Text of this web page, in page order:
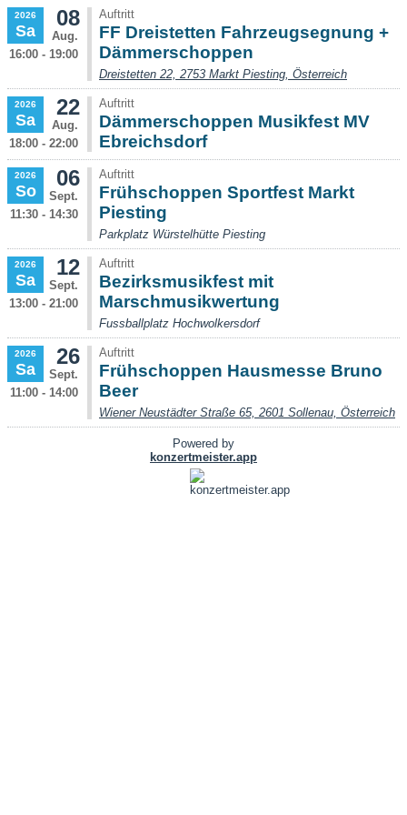
2026
Sa
08
Aug.
16:00 - 19:00
FF Dreistetten Fahrzeugsegnung +
Dämmerschoppen
Auftritt
Dreistetten 22, 2753 Markt Piesting, Österreich
2026
Sa
22
Aug.
18:00 - 22:00
Dämmerschoppen Musikfest MV
Ebreichsdorf
Auftritt
2026
So
06
Sept.
11:30 - 14:30
Frühschoppen Sportfest Markt
Piesting
Auftritt
Parkplatz Würstelhütte Piesting
2026
Sa
12
Sept.
13:00 - 21:00
Bezirksmusikfest mit
Marschmusikwertung
Auftritt
Fussballplatz Hochwolkersdorf
2026
Sa
26
Sept.
11:00 - 14:00
Frühschoppen Hausmesse Bruno
Beer
Auftritt
Wiener Neustädter Straße 65, 2601 Sollenau, Österreich
Powered by
konzertmeister.app